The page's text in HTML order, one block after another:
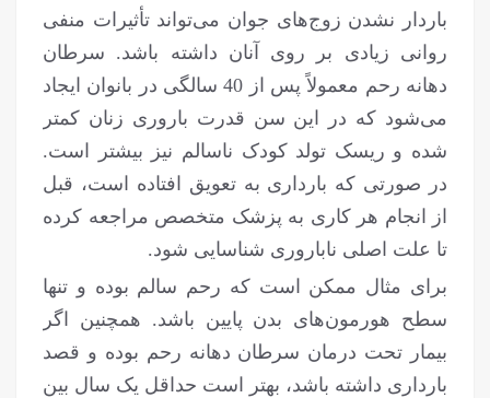
باردار نشدن زوج‌های جوان می‌تواند تأثیرات منفی
روانی زیادی بر روی آنان داشته باشد. سرطان
دهانه رحم معمولاً پس از 40 سالگی در بانوان ایجاد
می‌شود که در این سن قدرت باروری زنان کمتر
شده و ریسک تولد کودک ناسالم نیز بیشتر است.
در صورتی که بارداری به تعویق افتاده است، قبل
از انجام هر کاری به پزشک متخصص مراجعه کرده
تا علت اصلی ناباروری شناسایی شود.
برای مثال ممکن است که رحم سالم بوده و تنها
سطح هورمون‌های بدن پایین باشد. همچنین اگر
بیمار تحت درمان سرطان دهانه رحم بوده و قصد
بارداری داشته باشد، بهتر است حداقل یک سال بین